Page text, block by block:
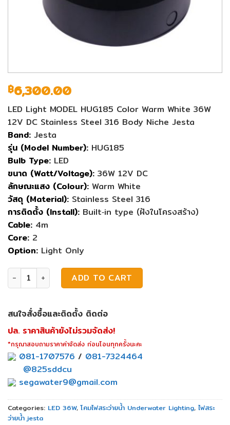
฿6,300.00
LED Light MODEL HUG185 Color Warm White 36W
12V DC Stainless Steel 316 Body Niche Jesta
Band: Jesta
รุ่น (Model Number): HUG185
Bulb Type: LED
ขนาด (Watt/Voltage): 36W 12V DC
ลักษณะแสง (Colour): Warm White
วัสดุ (Material): Stainless Steel 316
การติดตั้ง (Install): Built‐in type (ฝังในโครงสร้าง)
Cable: 4m
Core: 2
Option: Light Only
ไฟสระว่ายน้ำ Jesta HUG185 36W 12V Warm White SS 316
ADD TO CART
สนใจสั่งซื้อและติดตั้ง ติดต่อ
ปล. ราคาสินค้ายังไม่รวมจัดส่ง!
*กรุณาสอบถามราคาค่าจัดส่ง ก่อนโอนทุกครั้งนะคะ
081-1707576 / 081-7324464
@825sddcu
segawater9@gmail.com
Categories: LED 36W,โคมไฟสระว่ายน้ำ Underwater Lighting, ไฟสระ
ว่ายน้ำ jesta